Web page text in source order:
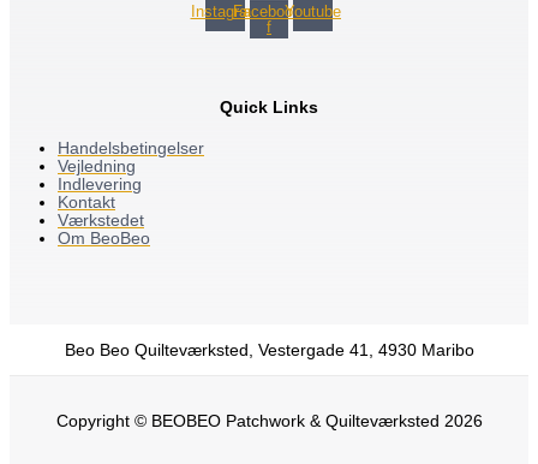
InstagramFacebook-
f
Youtube
Quick Links
Handelsbetingelser
Vejledning
Indlevering
Kontakt
Værkstedet
Om BeoBeo
Beo Beo Quilteværksted, Vestergade 41, 4930 Maribo
Copyright © BEOBEO Patchwork & Quilteværksted 2026